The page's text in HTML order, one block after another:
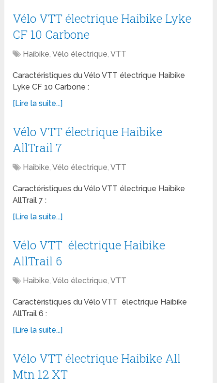
Vélo VTT électrique Haibike Lyke
CF 10 Carbone
Haibike,Vélo électrique,VTT
Caractéristiques du Vélo VTT électrique Haibike
Lyke CF 10 Carbone :
[Lire la suite...]
Vélo VTT électrique Haibike
AllTrail 7
Haibike,Vélo électrique,VTT
Caractéristiques du Vélo VTT électrique Haibike
AllTrail 7 :
[Lire la suite...]
Vélo VTT électrique Haibike
AllTrail 6
Haibike,Vélo électrique,VTT
Caractéristiques du Vélo VTT électrique Haibike
AllTrail 6 :
[Lire la suite...]
Vélo VTT électrique Haibike All
Mtn 12 XT